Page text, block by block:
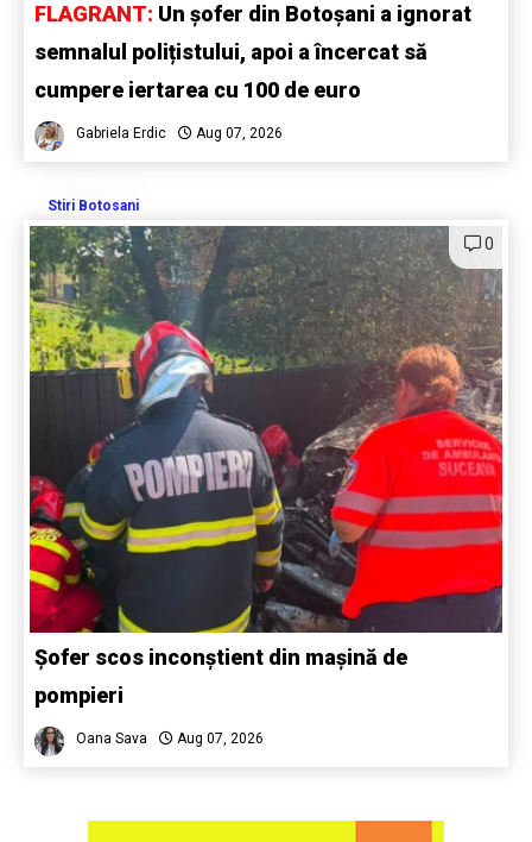
FLAGRANT: Un șofer din Botoșani a ignorat
semnalul polițistului, apoi a încercat să
cumpere iertarea cu 100 de euro
Gabriela Erdic Aug 07, 2026
Stiri Botosani
0
Șofer scos inconștient din mașină de
pompieri
Oana Sava Aug 07, 2026